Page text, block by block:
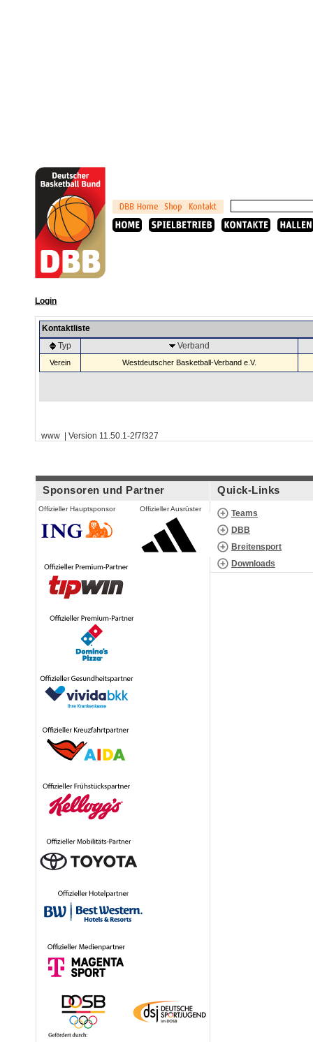
Login
Kontaktliste
Typ
Verband
Verein Westdeutscher Basketball-Verband e.V.
www | Version 11.50.1-2f7f327
Sponsoren und Partner
Offizieller Hauptsponsor Offizieller Ausrüster
Quick-Links
Teams
DBB
Breitensport
Downloads